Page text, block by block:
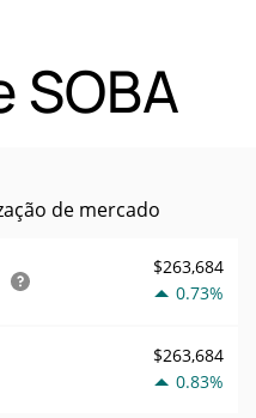
de mercado
$263,684
0.73%
$263,684
0.83%